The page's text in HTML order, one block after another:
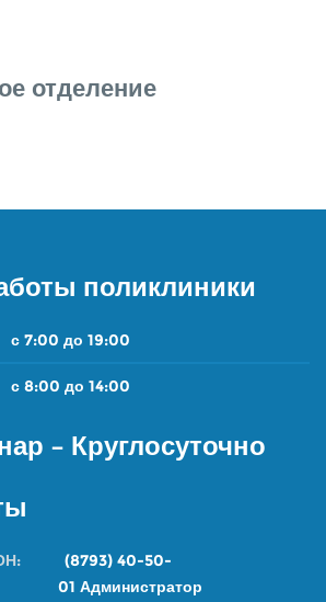
отделение
поликлиники
с 7:00 до 19:00
с 8:00 до 14:00
– Круглосуточно
(8793) 40-50-
01 Администратор